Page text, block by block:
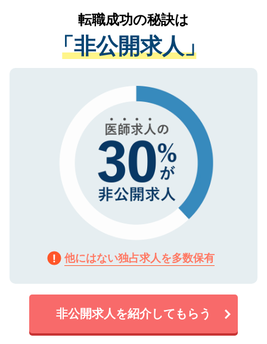
は、個人情報の取り扱いについての厳密な
管理基準を満たした事業者のみに付与され
る、プライバシーマークを取得済みです。
で、機密保持に関してもご安心ください。
かがいして、現在の医療機関の状況や紹介
経験をまじえながら、適切なアドバイスを
させていただきます。すぐにご転職をされ
ない方には、長期的なサポートが可能です
ので、まずはご登録ください。
転職成功の秘訣は
「非公開求人」
他にはない独占求人を多数保有
非公開求人を紹介してもらう